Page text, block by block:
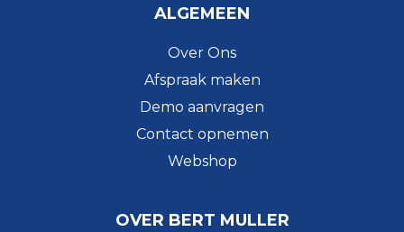
ALGEMEEN
Over Ons
Afspraak maken
Demo aanvragen
Contact opnemen
Webshop
OVER BERT MULLER